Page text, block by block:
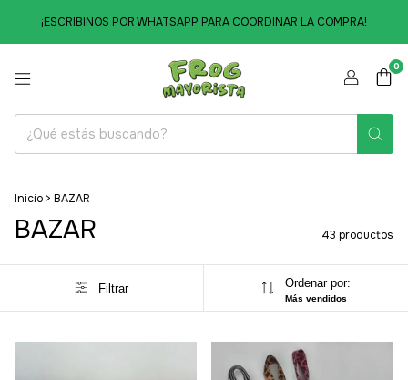
¡ESCRIBINOS POR WHATSAPP PARA COORDINAR LA COMPRA!
0
Inicio > BAZAR
BAZAR 43 productos
Filtrar Ordenar por:
Más vendidos